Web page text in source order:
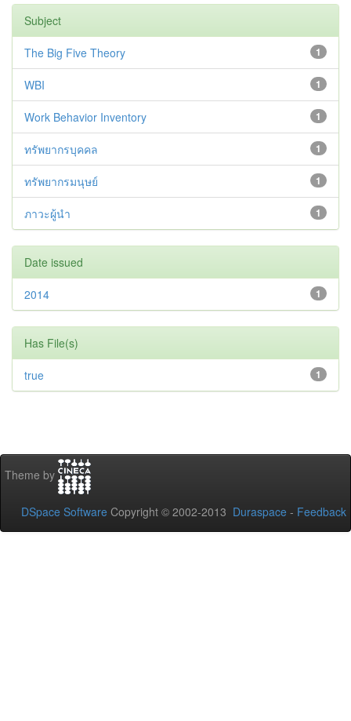
Subject
1
The Big Five Theory
1
WBI
1
Work Behavior Inventory
1
ทรัพยากรบุคคล
1
ทรัพยากรมนุษย์
1
ภาวะผู้นำ
Date issued
1
2014
Has File(s)
1
true
Theme by
DSpace Software Copyright © 2002-2013 Duraspace - Feedback